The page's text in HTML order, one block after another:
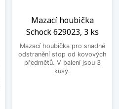
Mazací houbička
Schock 629023, 3 ks
Mazací houbička pro snadné
odstranění stop od kovových
předmětů. V balení jsou 3
kusy.